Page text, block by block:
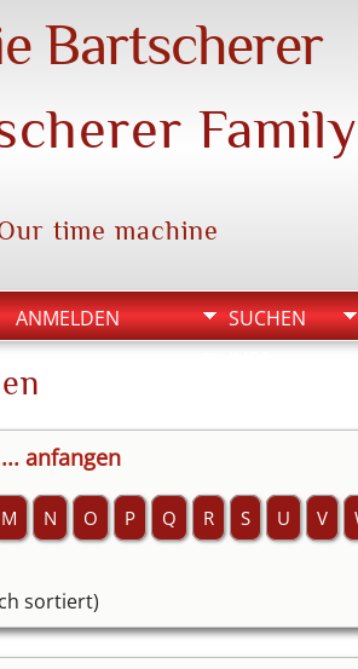
Bartscherer
Family
time machine
ANMELDEN SUCHEN
anfangen
M N O P Q R S U V
sortiert)